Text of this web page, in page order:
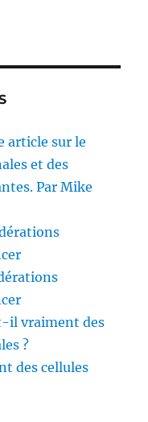
article sur le
et des
Par Mike
il vraiment des
?
des cellules